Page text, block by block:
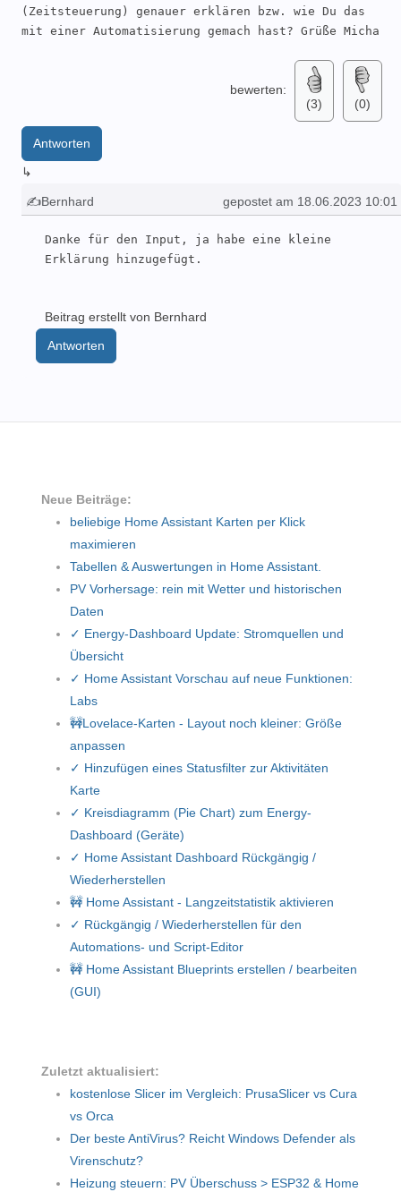
        entity_id: switch.poolpumpe_switch
        domain: switch
(Zeitsteuerung) genauer erklären bzw. wie Du das
mit einer Automatisierung gemach hast? Grüße Micha
bewerten:
(3)
(0)
Antworten
↳
✍Bernhard gepostet am 18.06.2023 10:01
Danke für den Input, ja habe eine kleine
Erklärung hinzugefügt.
Beitrag erstellt von Bernhard
Antworten
Neue Beiträge:
beliebige Home Assistant Karten per Klick
maximieren
Tabellen & Auswertungen in Home Assistant.
PV Vorhersage: rein mit Wetter und historischen
Daten
✓ Energy-Dashboard Update: Stromquellen und
Übersicht
✓ Home Assistant Vorschau auf neue Funktionen:
Labs
🚧Lovelace-Karten - Layout noch kleiner: Größe
anpassen
✓ Hinzufügen eines Statusfilter zur Aktivitäten
Karte
✓ Kreisdiagramm (Pie Chart) zum Energy-
Dashboard (Geräte)
✓ Home Assistant Dashboard Rückgängig /
Wiederherstellen
🚧 Home Assistant - Langzeitstatistik aktivieren
✓ Rückgängig / Wiederherstellen für den
Automations- und Script-Editor
🚧 Home Assistant Blueprints erstellen / bearbeiten
(GUI)
Zuletzt aktualisiert:
kostenlose Slicer im Vergleich: PrusaSlicer vs Cura
vs Orca
Der beste AntiVirus? Reicht Windows Defender als
Virenschutz?
Heizung steuern: PV Überschuss > ESP32 & Home